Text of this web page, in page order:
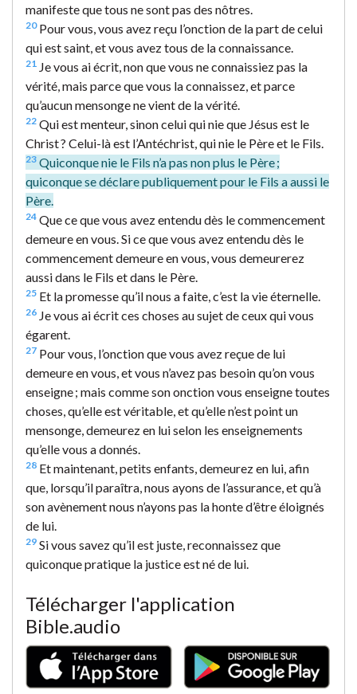
manifeste que tous ne sont pas des nôtres.
20Pour vous, vous avez reçu l’onction de la part de celui
qui est saint, et vous avez tous de la connaissance.
21 Je vous ai écrit, non que vous ne connaissiez pas la
vérité, mais parce que vous la connaissez, et parce
qu’aucun mensonge ne vient de la vérité.
22 Qui est menteur, sinon celui qui nie que Jésus est le
Christ ? Celui-là est l’Antéchrist, qui nie le Père et le Fils.
23 Quiconque nie le Fils n’a pas non plus le Père ;
quiconque se déclare publiquement pour le Fils a aussi le
Père.
24 Que ce que vous avez entendu dès le commencement
demeure en vous. Si ce que vous avez entendu dès le
commencement demeure en vous, vous demeurerez
aussi dans le Fils et dans le Père.
25 Et la promesse qu’il nous a faite, c’est la vie éternelle.
26 Je vous ai écrit ces choses au sujet de ceux qui vous
égarent.
27 Pour vous, l’onction que vous avez reçue de lui
demeure en vous, et vous n’avez pas besoin qu’on vous
enseigne ; mais comme son onction vous enseigne toutes
choses, qu’elle est véritable, et qu’elle n’est point un
mensonge, demeurez en lui selon les enseignements
qu’elle vous a donnés.
28 Et maintenant, petits enfants, demeurez en lui, afin
que, lorsqu’il paraîtra, nous ayons de l’assurance, et qu’à
son avènement nous n’ayons pas la honte d’être éloignés
de lui.
29 Si vous savez qu’il est juste, reconnaissez que
quiconque pratique la justice est né de lui.
Télécharger l'application
Bible.audio